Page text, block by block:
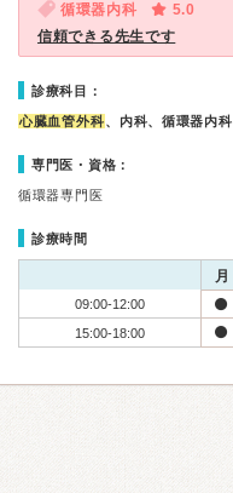
循環器内科
5.0
信頼できる先生です
診療科目：
心臓血管外科、内科、循環器内科
専門医・資格：
循環器専門医
診療時間
月
09:00-12:00
15:00-18:00